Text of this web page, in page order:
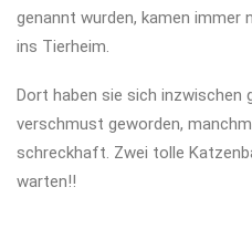
genannt wurden, kamen immer
ins Tierheim.
Dort haben sie sich inzwischen
verschmust geworden,
schreckhaft. Zwei tolle
warten!!